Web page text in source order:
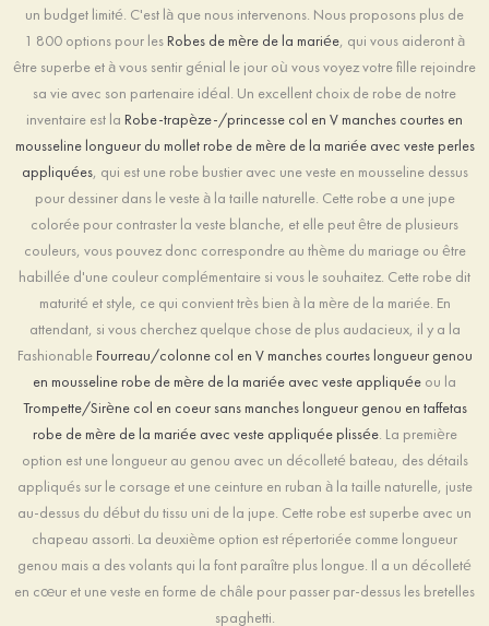
un budget limité. C'est là que nous intervenons. Nous proposons plus de
1 800 options pour les Robes de mère de la mariée, qui vous aideront à
être superbe et à vous sentir génial le jour où vous voyez votre fille rejoindre
sa vie avec son partenaire idéal. Un excellent choix de robe de notre
inventaire est la Robe-trapèze-/princesse col en V manches courtes en
mousseline longueur du mollet robe de mère de la mariée avec veste perles
appliquées, qui est une robe bustier avec une veste en mousseline dessus
pour dessiner dans le veste à la taille naturelle. Cette robe a une jupe
colorée pour contraster la veste blanche, et elle peut être de plusieurs
couleurs, vous pouvez donc correspondre au thème du mariage ou être
habillée d'une couleur complémentaire si vous le souhaitez. Cette robe dit
maturité et style, ce qui convient très bien à la mère de la mariée. En
attendant, si vous cherchez quelque chose de plus audacieux, il y a la
Fashionable Fourreau/colonne col en V manches courtes longueur genou
en mousseline robe de mère de la mariée avec veste appliquée ou la
Trompette/Sirène col en coeur sans manches longueur genou en taffetas
robe de mère de la mariée avec veste appliquée plissée. La première
option est une longueur au genou avec un décolleté bateau, des détails
appliqués sur le corsage et une ceinture en ruban à la taille naturelle, juste
au-dessus du début du tissu uni de la jupe. Cette robe est superbe avec un
chapeau assorti. La deuxième option est répertoriée comme longueur
genou mais a des volants qui la font paraître plus longue. Il a un décolleté
en cœur et une veste en forme de châle pour passer par-dessus les bretelles
spaghetti.